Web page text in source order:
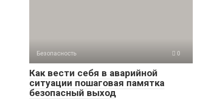
Безопасность 0
Как вести себя в аварийной
ситуации пошаговая памятка
безопасный выход